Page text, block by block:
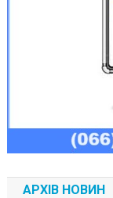
АРХІВ НОВИН